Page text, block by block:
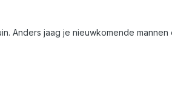
Anders jaag je nieuwkomende